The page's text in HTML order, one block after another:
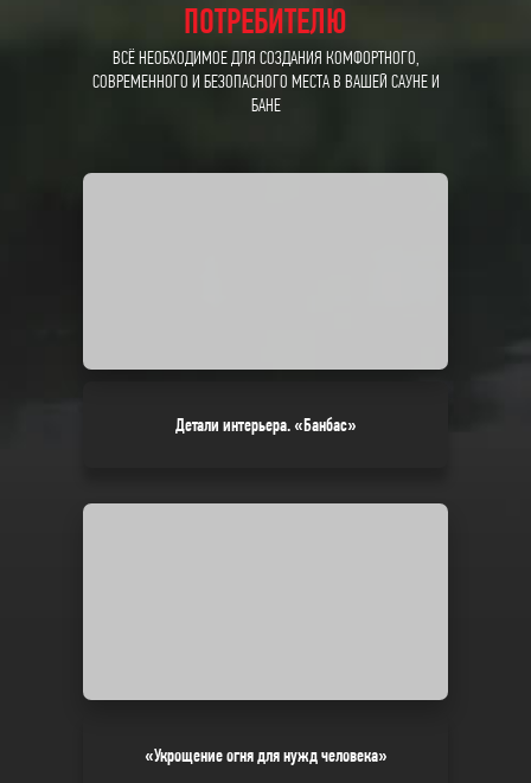
ПОТРЕБИТЕЛЮ
ВСЁ НЕОБХОДИМОЕ ДЛЯ СОЗДАНИЯ КОМФОРТНОГО,
СОВРЕМЕННОГО И БЕЗОПАСНОГО МЕСТА В ВАШЕЙ САУНЕ И
БАНЕ
Детали интерьера. «Банбас»
«Укрощение огня для нужд человека»